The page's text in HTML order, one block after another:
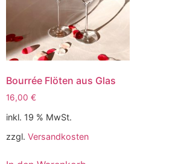
Bourrée Flöten aus Glas
16,00 €
inkl. 19 % MwSt.
zzgl. Versandkosten